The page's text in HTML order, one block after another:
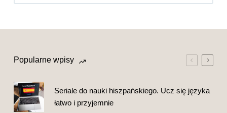
Popularne wpisy
Seriale do nauki hiszpańskiego. Ucz się języka
łatwo i przyjemnie